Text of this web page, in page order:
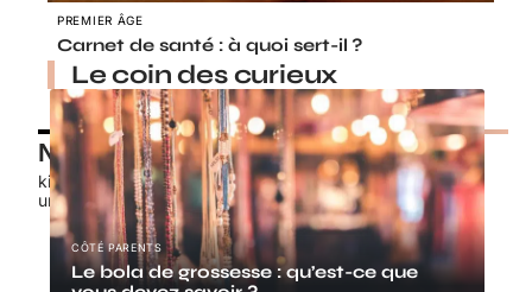
PREMIER ÂGE
Carnet de santé : à quoi sert-il ?
Le coin des curieux
CÔTÉ PARENTS
Le bola de grossesse : qu’est-ce que
Nos petits chouchous
kids-promo.fr
unbrindefil.fr